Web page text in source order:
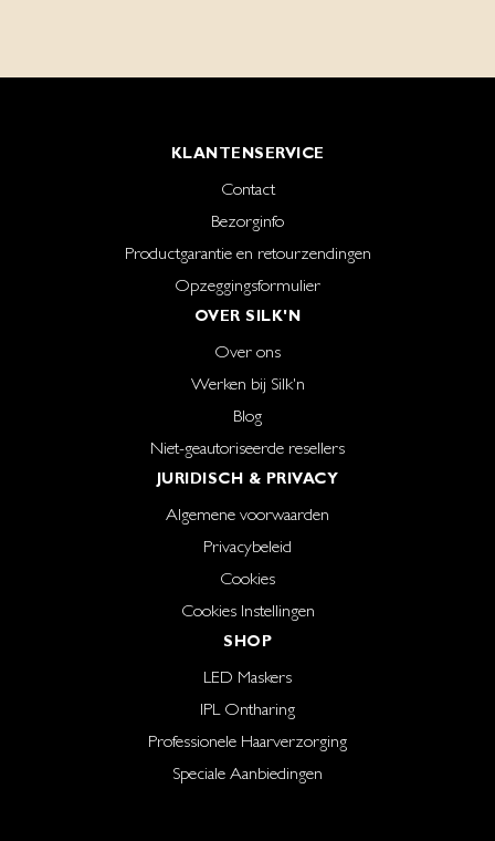
KLANTENSERVICE
Contact
Bezorginfo
Productgarantie en retourzendingen
Opzeggingsformulier
OVER SILK'N
Over ons
Werken bij Silk'n
Blog
Niet-geautoriseerde resellers
JURIDISCH & PRIVACY
Algemene voorwaarden
Privacybeleid
Cookies
Cookies Instellingen
SHOP
LED Maskers
IPL Ontharing
Professionele Haarverzorging
Speciale Aanbiedingen